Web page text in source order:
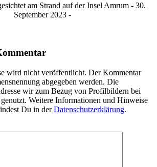
am Strand auf der Insel Amrum - 30.
September 2023 -
wird nicht veröffentlicht. Der Kommentar
abgegeben werden. Die
wir zum Bezug von Profilbildern bei
Weitere Informationen und Hinweise
Du in derDatenschutzerklärung.